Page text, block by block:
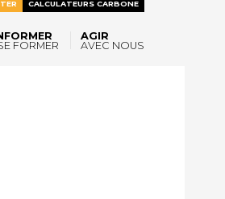
FORMER
AGIR
AVEC NOUS
CALCULATEURS CARBONE